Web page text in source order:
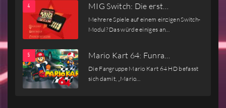
MIG Switch: Die erst…
Mehrere Spiele auf einem einzigen Switch-
Modul? Das würde einiges an…
Mario Kart 64: Funra…
Die Fangruppe Mario Kart 64 HD befasst
sich damit, „Mario…